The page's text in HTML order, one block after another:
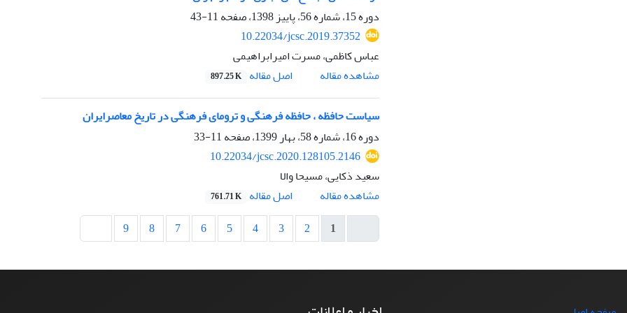
دوره 15، شماره 56، پاییز 1398، صفحه
11-43
10.22034/jcsc.2019.37352
عباس کاظمی، مسرت امیرابراهیمی
مشاهده مقاله
اصل مقاله 897.25 K
سیاست حافظه ، حافظه فرهنگی و ترومای فرهنگی در تاریخ معاصرایران
دوره 16، شماره 58، بهار 1399، صفحه
11-33
10.22034/jcsc.2020.128105.2146
سعید ذکایی، مسیحا والا
مشاهده مقاله
اصل مقاله 761.71 K
1
2
3
4
5
6
7
8
9